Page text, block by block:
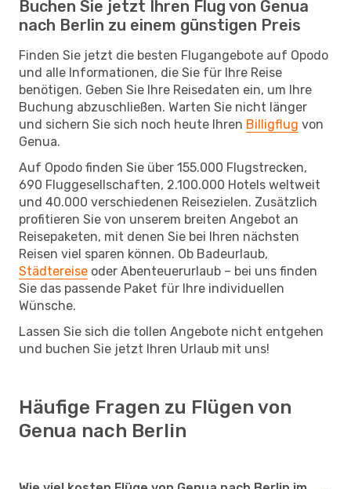
Buchen Sie jetzt Ihren Flug von Genua
nach Berlin zu einem günstigen Preis
Finden Sie jetzt die besten Flugangebote auf Opodo
und alle Informationen, die Sie für Ihre Reise
benötigen. Geben Sie Ihre Reisedaten ein, um Ihre
Buchung abzuschließen. Warten Sie nicht länger
und sichern Sie sich noch heute Ihren Billigflug von
Genua.
Auf Opodo finden Sie über 155.000 Flugstrecken,
690 Fluggesellschaften, 2.100.000 Hotels weltweit
und 40.000 verschiedenen Reisezielen. Zusätzlich
profitieren Sie von unserem breiten Angebot an
Reisepaketen, mit denen Sie bei Ihren nächsten
Reisen viel sparen können. Ob Badeurlaub,
Städtereise oder Abenteuerurlaub – bei uns finden
Sie das passende Paket für Ihre individuellen
Wünsche.
Lassen Sie sich die tollen Angebote nicht entgehen
und buchen Sie jetzt Ihren Urlaub mit uns!
Häufige Fragen zu Flügen von
Genua nach Berlin